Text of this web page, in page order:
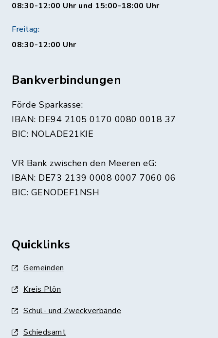
08:30-12:00 Uhr und 15:00-18:00 Uhr
Freitag:
08:30-12:00 Uhr
Bankverbindungen
Förde Sparkasse:
IBAN: DE94 2105 0170 0080 0018 37
BIC: NOLADE21KIE
VR Bank zwischen den Meeren eG:
IBAN: DE73 2139 0008 0007 7060 06
BIC: GENODEF1NSH
Quicklinks
Gemeinden
Kreis Plön
Schul- und Zweckverbände
Schiedsamt